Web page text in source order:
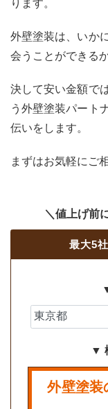
ります。
外壁塗装は、いか
会うことができる
決して安い金額で
う外壁塗装パート
伝いをします。
まずはお気軽にご
＼値上げ前
最大5
▼
外壁塗装